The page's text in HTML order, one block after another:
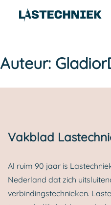
Auteur:
Vakblad
Al ruim 90 jaar is
Nederland dat zich
verbindingstechnieken.